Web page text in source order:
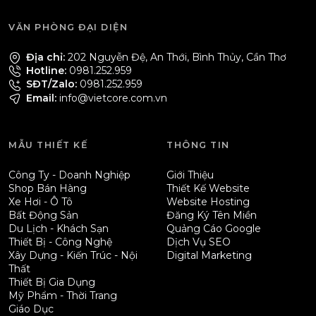
VĂN PHÒNG ĐẠI DIỆN
Địa chỉ: 202 Nguyễn Đệ, An Thới, Bình Thủy, Cần Thơ
Hotline: 0981.252.959
SĐT/Zalo: 0981.252.959
Email: info@vietcore.com.vn
MẪU THIẾT KẾ
Công Ty - Doanh Nghiệp
Shop Bán Hàng
Xe Hơi - Ô Tô
Bất Động Sản
Du Lịch - Khách Sạn
Thiết Bị - Công Nghệ
Xây Dựng - Kiến Trúc - Nội
Thất
Thiết Bị Gia Dụng
Mỹ Phẩm - Thời Trang
Giáo Dục
THÔNG TIN
Giới Thiệu
Thiết Kế Website
Website Hosting
Đăng Ký Tên Miền
Quảng Cáo Google
Dịch Vụ SEO
Digital Marketing